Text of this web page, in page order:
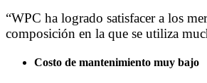
“WPC ha logrado satisfacer a los
composición en la que se utiliza
Costo de mantenimiento muy bajo